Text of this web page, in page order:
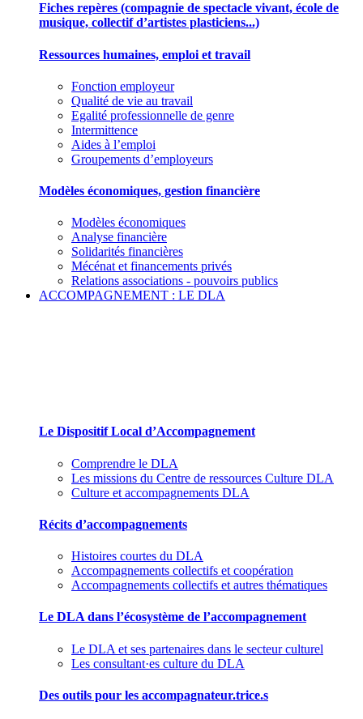
Fiches repères (compagnie de spectacle vivant, école de
musique, collectif d’artistes plasticiens...)
Ressources humaines, emploi et travail
Fonction employeur
Qualité de vie au travail
Egalité professionnelle de genre
Intermittence
Aides à l’emploi
Groupements d’employeurs
Modèles économiques, gestion financière
Modèles économiques
Analyse financière
Solidarités financières
Mécénat et financements privés
Relations associations - pouvoirs publics
ACCOMPAGNEMENT : LE DLA
Le Dispositif Local d’Accompagnement
Comprendre le DLA
Les missions du Centre de ressources Culture DLA
Culture et accompagnements DLA
Récits d’accompagnements
Histoires courtes du DLA
Accompagnements collectifs et coopération
Accompagnements collectifs et autres thématiques
Le DLA dans l’écosystème de l’accompagnement
Le DLA et ses partenaires dans le secteur culturel
Les consultant·es culture du DLA
Des outils pour les accompagnateur.trice.s